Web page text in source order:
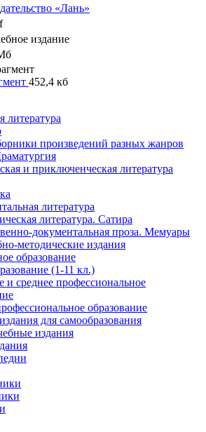
«Лань»
издание
452,4 кб
литература
произведений разных жанров
и приключенческая литература
литература
литература. Сатира
документальная проза. Мемуары
методические издания
образование
(1-11 кл.)
и среднее профессиональное
образование
для самообразования
издания